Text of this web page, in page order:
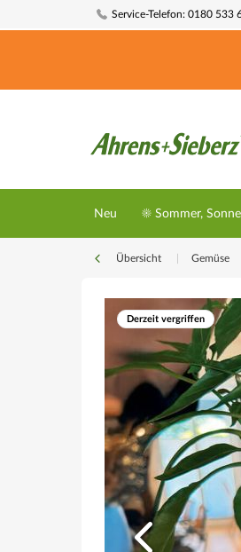
Service-Telefon: 0180 533
Neu ☀️ Sommer,
Übersicht Gemüse
Derzeit vergriffen